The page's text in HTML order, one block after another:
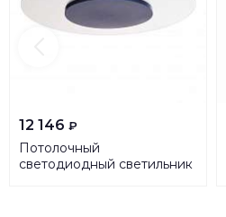
12 146 ₽
Потолочный
светодиодный светильник